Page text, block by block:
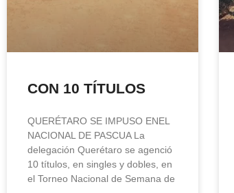
CON 10 TÍTULOS
QUERÉTARO SE IMPUSO ENEL
NACIONAL DE PASCUA La
delegación Querétaro se agenció
10 títulos, en singles y dobles, en
el Torneo Nacional de Semana de